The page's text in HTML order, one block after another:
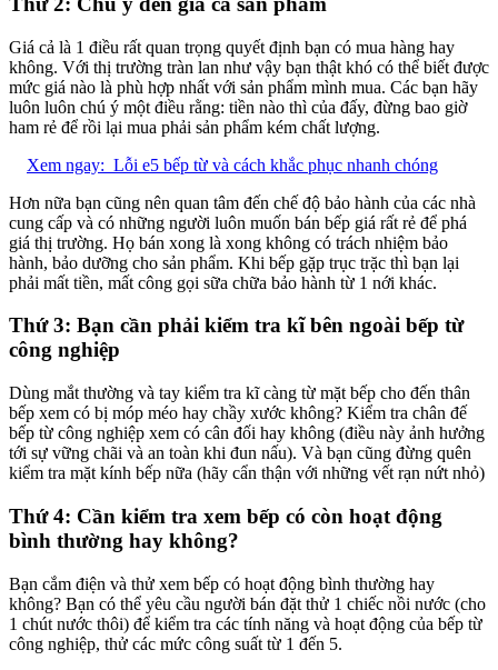
Giá cả là 1 điều rất quan trọng quyết định bạn có mua hàng hay
không. Với thị trường tràn lan như vậy bạn thật khó có thể biết được
mức giá nào là phù hợp nhất với sản phẩm mình mua. Các bạn hãy
luôn luôn chú ý một điều rằng: tiền nào thì của đấy, đừng bao giờ
ham rẻ để rồi lại mua phải sản phẩm kém chất lượng.
Xem ngay: Lỗi e5 bếp từ và cách khắc phục nhanh chóng
Hơn nữa bạn cũng nên quan tâm đến chế độ bảo hành của các nhà
cung cấp và có những người luôn muốn bán bếp giá rất rẻ để phá
giá thị trường. Họ bán xong là xong không có trách nhiệm bảo
hành, bảo dưỡng cho sản phẩm. Khi bếp gặp trục trặc thì bạn lại
phải mất tiền, mất công gọi sữa chữa bảo hành từ 1 nới khác.
Thứ 3: Bạn cần phải kiểm tra kĩ bên ngoài bếp từ
công nghiệp
Dùng mắt thường và tay kiểm tra kĩ càng từ mặt bếp cho đến thân
bếp xem có bị móp méo hay chầy xước không? Kiểm tra chân đế
bếp từ công nghiệp xem có cân đối hay không (điều này ảnh hưởng
tới sự vững chãi và an toàn khi đun nấu). Và bạn cũng đừng quên
kiểm tra mặt kính bếp nữa (hãy cẩn thận với những vết rạn nứt nhỏ)
Thứ 4: Cần kiểm tra xem bếp có còn hoạt động
bình thường hay không?
Bạn cắm điện và thử xem bếp có hoạt động bình thường hay
không? Bạn có thể yêu cầu người bán đặt thử 1 chiếc nồi nước (cho
1 chút nước thôi) để kiểm tra các tính năng và hoạt động của bếp từ
công nghiệp, thử các mức công suất từ 1 đến 5.